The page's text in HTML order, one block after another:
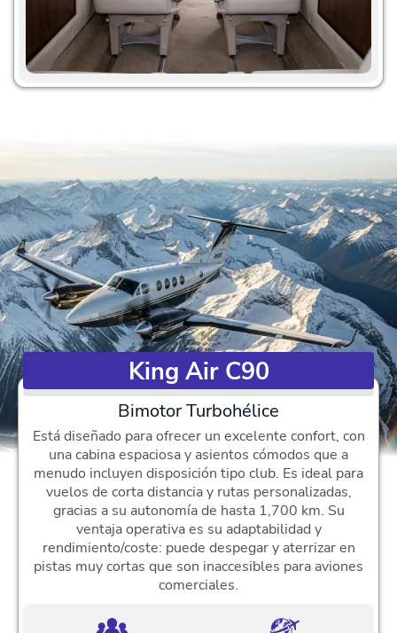
King Air C90
Bimotor Turbohélice
Está diseñado para ofrecer un excelente confort, con
una cabina espaciosa y asientos cómodos que a
menudo incluyen disposición tipo club. Es ideal para
vuelos de corta distancia y rutas personalizadas,
gracias a su autonomía de hasta 1,700 km. Su
ventaja operativa es su adaptabilidad y
rendimiento/coste: puede despegar y aterrizar en
pistas muy cortas que son inaccesibles para aviones
comerciales.